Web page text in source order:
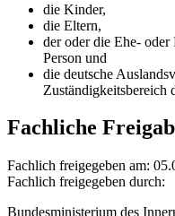
die Kinder,
die Eltern,
der oder die Ehe- oder
Person und
die deutsche
Zuständigkeitsbereich
Fachliche
Fachlich freigegeben am:
Fachlich freigegeben durch:
Bundesministerium des